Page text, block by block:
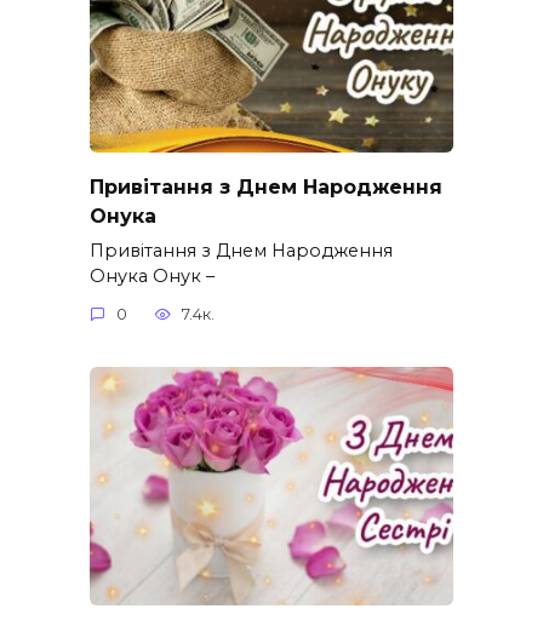
Привітання з Днем Народження
Онука
Привітання з Днем Народження
Онука Онук –
0 7.4к.